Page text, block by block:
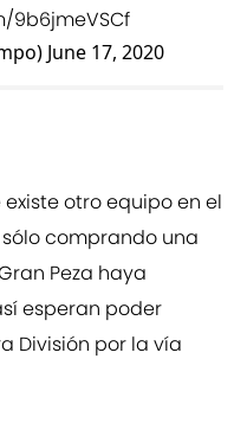
9b6jmeVSCf
June 17, 2020
otro equipo en el
comprando una
Peza haya
esperan poder
División por la vía